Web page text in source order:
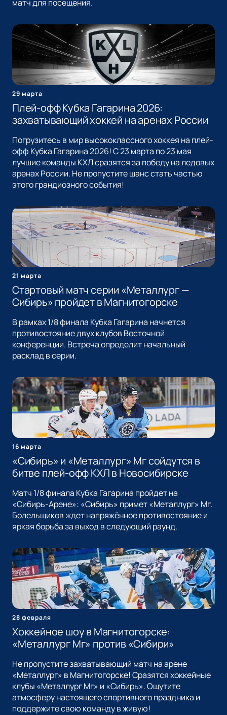
матч для посещения.
29 марта
Плей-офф Кубка Гагарина 2026:
захватывающий хоккей на аренах России
Погрузитесь в мир высококлассного хоккея на плей-
офф Кубка Гагарина 2026! С 23 марта по 23 мая
лучшие команды КХЛ сразятся за победу на ледовых
аренах России. Не пропустите шанс стать частью
этого грандиозного события!
21 марта
Стартовый матч серии «Металлург —
Сибирь» пройдет в Магнитогорске
В рамках 1/8 финала Кубка Гагарина начнется
противостояние двух клубов Восточной
конференции. Встреча определит начальный
расклад в серии.
16 марта
«Сибирь» и «Металлург» Мг сойдутся в
битве плей-офф КХЛ в Новосибирске
Матч 1/8 финала Кубка Гагарина пройдет на
«Сибирь-Арене»: «Сибирь» примет «Металлург» Мг.
Болельщиков ждет напряжённое противостояние и
яркая борьба за выход в следующий раунд.
28 февраля
Хоккейное шоу в Магнитогорске:
«Металлург Мг» против «Сибири»
Не пропустите захватывающий матч на арене
«Металлург» в Магнитогорске! Сразятся хоккейные
клубы «Металлург Мг» и «Сибирь». Ощутите
атмосферу настоящего спортивного праздника и
поддержите свою команду в живую!